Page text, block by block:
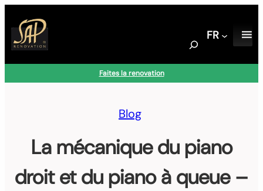
au
contenu
S
r
FR
Faites la renovation
Blog
La mécanique du piano
droit et du piano à queue –